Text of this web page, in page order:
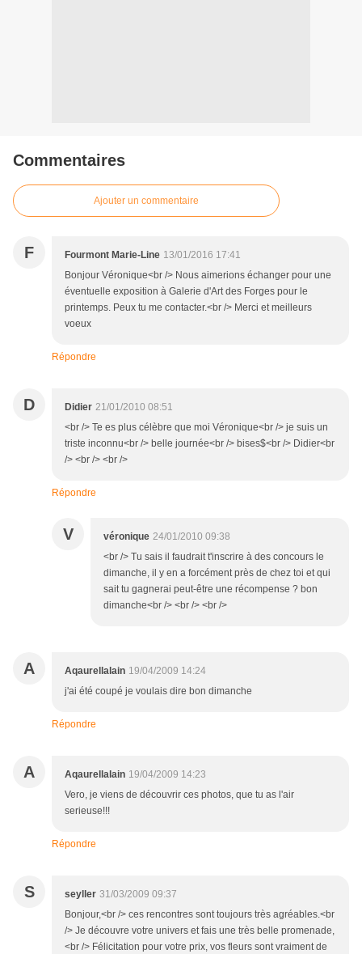
Commentaires
Ajouter un commentaire
F Fourmont Marie-Line 13/01/2016 17:41
Bonjour Véronique<br /> Nous aimerions échanger pour une
éventuelle exposition à Galerie d'Art des Forges pour le
printemps. Peux tu me contacter.<br /> Merci et meilleurs
voeux
Répondre
D Didier 21/01/2010 08:51
<br /> Te es plus célèbre que moi Véronique<br /> je suis un
triste inconnu<br /> belle journée<br /> bises$<br /> Didier<br
/> <br /> <br />
Répondre
V véronique 24/01/2010 09:38
<br /> Tu sais il faudrait t'inscrire à des concours le
dimanche, il y en a forcément près de chez toi et qui
sait tu gagnerai peut-être une récompense ? bon
dimanche<br /> <br /> <br />
A Aqaurellalain 19/04/2009 14:24
j'ai été coupé je voulais dire bon dimanche
Répondre
A Aqaurellalain 19/04/2009 14:23
Vero, je viens de découvrir ces photos, que tu as l'air
serieuse!!!
Répondre
S seyller 31/03/2009 09:37
Bonjour,<br /> ces rencontres sont toujours très agréables.<br
/> Je découvre votre univers et fais une très belle promenade,
<br /> Félicitation pour votre prix, vos fleurs sont vraiment de